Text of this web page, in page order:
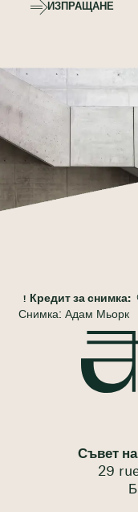
ИЗПРАЩАНЕ
Кредит за снимка:
Снимка: Адам Мьорк
Съвет на
29